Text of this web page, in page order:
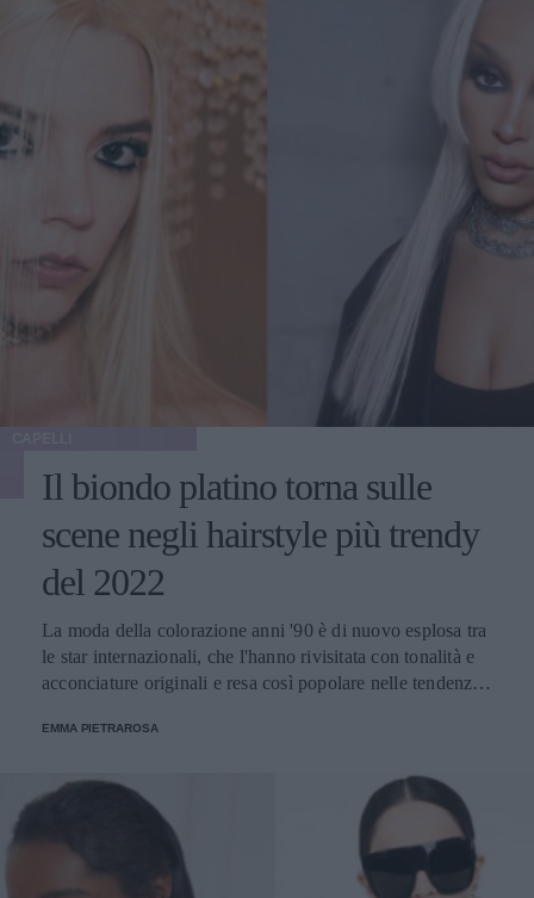
Il biondo platino torna sulle
scene negli hairstyle più trendy
del 2022
La moda della colorazione anni '90 è di nuovo esplosa tra
le star internazionali, che l'hanno rivisitata con tonalità e
acconciature originali e resa così popolare nelle tendenze
EMMA PIETRAROSA